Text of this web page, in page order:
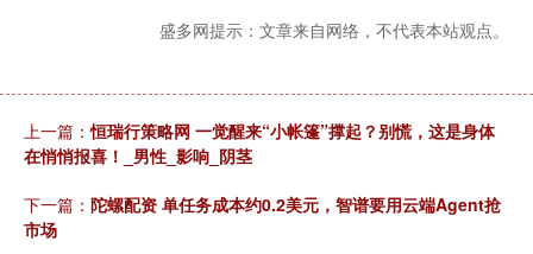
盛多网提示：文章来自网络，不代表本站观点。
上一篇：恒瑞行策略网 一觉醒来“小帐篷”撑起？别慌，这是身体
在悄悄报喜！_男性_影响_阴茎
下一篇： 陀螺配资 单任务成本约0.2美元，智谱要用云端Agent抢
市场